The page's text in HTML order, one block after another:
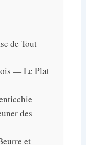
de Tout
— Le Plat
des
et